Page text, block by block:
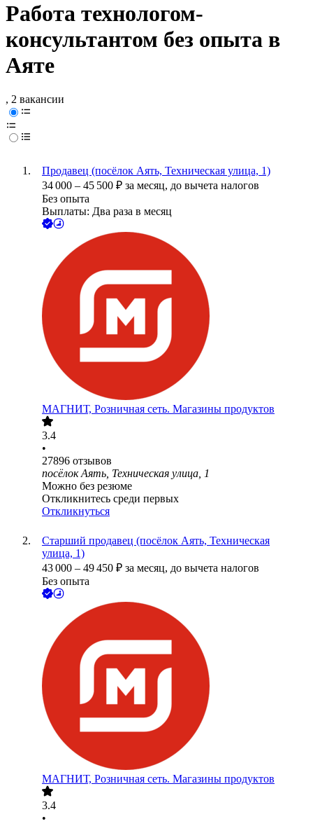
Работа технологом-
консультантом без опыта в
Аяте
, 2 вакансии
Продавец (посёлок Аять, Техническая улица, 1)
34 000 – 45 500 ₽ за месяц, до вычета налогов
Без опыта
Выплаты: Два раза в месяц
МАГНИТ, Розничная сеть. Магазины продуктов
3.4
•
27896 отзывов
посёлок Аять, Техническая улица, 1
Можно без резюме
Откликнитесь среди первых
Откликнуться
Старший продавец (посёлок Аять, Техническая
улица, 1)
43 000 – 49 450 ₽ за месяц, до вычета налогов
Без опыта
МАГНИТ, Розничная сеть. Магазины продуктов
3.4
•